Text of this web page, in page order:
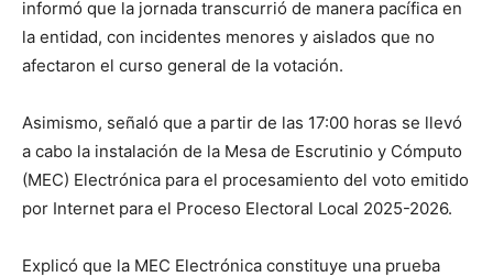
informó que la jornada transcurrió de manera pacífica en
la entidad, con incidentes menores y aislados que no
afectaron el curso general de la votación.
Asimismo, señaló que a partir de las 17:00 horas se llevó
a cabo la instalación de la Mesa de Escrutinio y Cómputo
(MEC) Electrónica para el procesamiento del voto emitido
por Internet para el Proceso Electoral Local 2025-2026.
Explicó que la MEC Electrónica constituye una prueba